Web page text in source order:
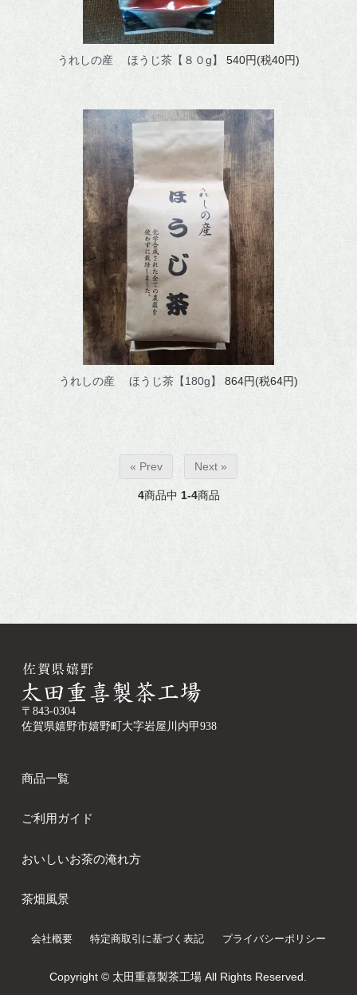
うれしの産 ほうじ茶【８０g】 540円(税40円)
うれしの産 ほうじ茶【180g】 864円(税64円)
« Prev Next »
4商品中 1-4商品
〒843-0304
佐賀県嬉野市嬉野町大字岩屋川内甲938
商品一覧
ご利用ガイド
おいしいお茶の淹れ方
茶畑風景
会社概要 特定商取引に基づく表記 プライバシーポリシー
Copyright © 太田重喜製茶工場 All Rights Reserved.